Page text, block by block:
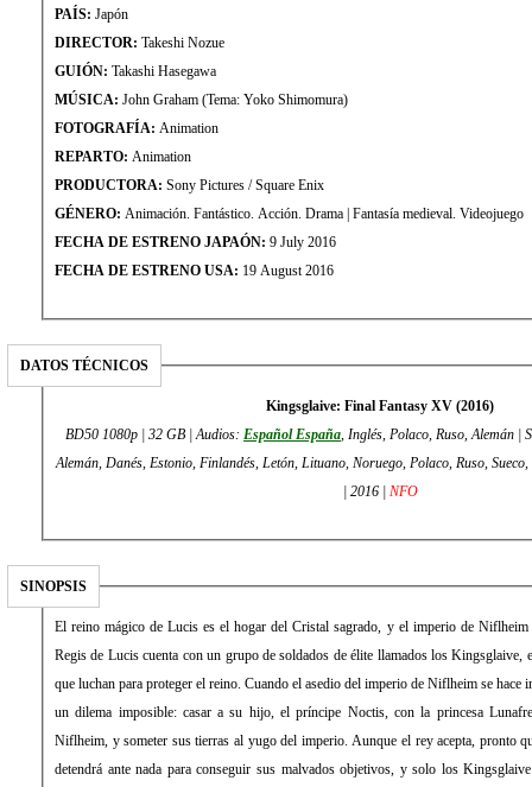
PAÍS: Japón
DIRECTOR: Takeshi Nozue
GUIÓN: Takashi Hasegawa
MÚSICA: John Graham (Tema: Yoko Shimomura)
FOTOGRAFÍA: Animation
REPARTO: Animation
PRODUCTORA: Sony Pictures / Square Enix
GÉNERO: Animación. Fantástico. Acción. Drama | Fantasía medieval. Videojuego
FECHA DE ESTRENO JAPAÓN: 9 July 2016
FECHA DE ESTRENO USA: 19 August 2016
DATOS TÉCNICOS
Kingsglaive: Final Fantasy XV (2016)
BD50 1080p | 32 GB | Audios: Español España, Inglés, Polaco, Ruso, Alemán |
Alemán, Danés, Estonio, Finlandés, Letón, Lituano, Noruego, Polaco, Ruso,
| 2016 | NFO
SINOPSIS
El reino mágico de Lucis es el hogar del Cristal sagrado, y el imperio de
Regis de Lucis cuenta con un grupo de soldados de élite llamados los Kingsglaive,
que luchan para proteger el reino. Cuando el asedio del imperio de Niflheim se hace
un dilema imposible: casar a su hijo, el príncipe Noctis, con la princesa
Niflheim, y someter sus tierras al yugo del imperio. Aunque el rey acepta, pronto
detendrá ante nada para conseguir sus malvados objetivos, y solo los